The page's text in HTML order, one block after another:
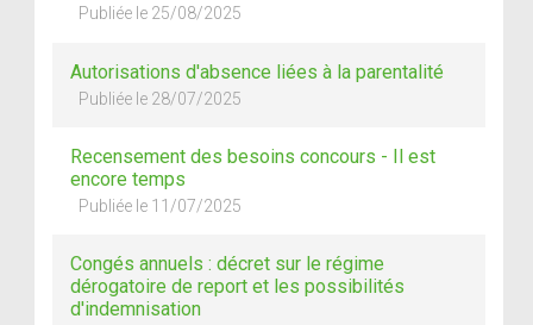
Publiée le 25/08/2025
Autorisations d'absence liées à la parentalité
Publiée le 28/07/2025
Recensement des besoins concours - Il est
encore temps
Publiée le 11/07/2025
Congés annuels : décret sur le régime
dérogatoire de report et les possibilités
d'indemnisation